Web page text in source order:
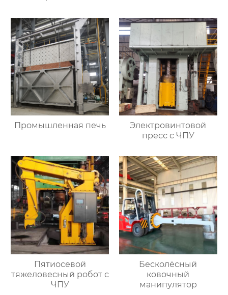
Промышленная печь
Электровинтовой
пресс с ЧПУ
Пятиосевой
тяжеловесный робот с
ЧПУ
Бесколёсный
ковочный
манипулятор